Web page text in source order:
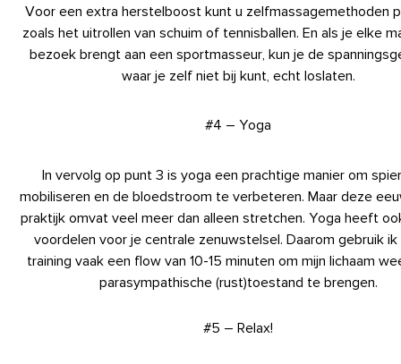
Voor een extra herstelboost kunt u zelfmassagemethoden
zoals het uitrollen van schuim of tennisballen. En als je elke
bezoek brengt aan een sportmasseur, kun je de
waar je zelf niet bij kunt, echt loslaten.
#4 – Yoga
In vervolg op punt 3 is yoga een prachtige manier om
mobiliseren en de bloedstroom te verbeteren. Maar deze
praktijk omvat veel meer dan alleen stretchen. Yoga heeft
voordelen voor je centrale zenuwstelsel. Daarom gebruik ik
training vaak een flow van 10-15 minuten om mijn lichaam
parasympathische (rust)toestand te brengen.
#5 – Relax!